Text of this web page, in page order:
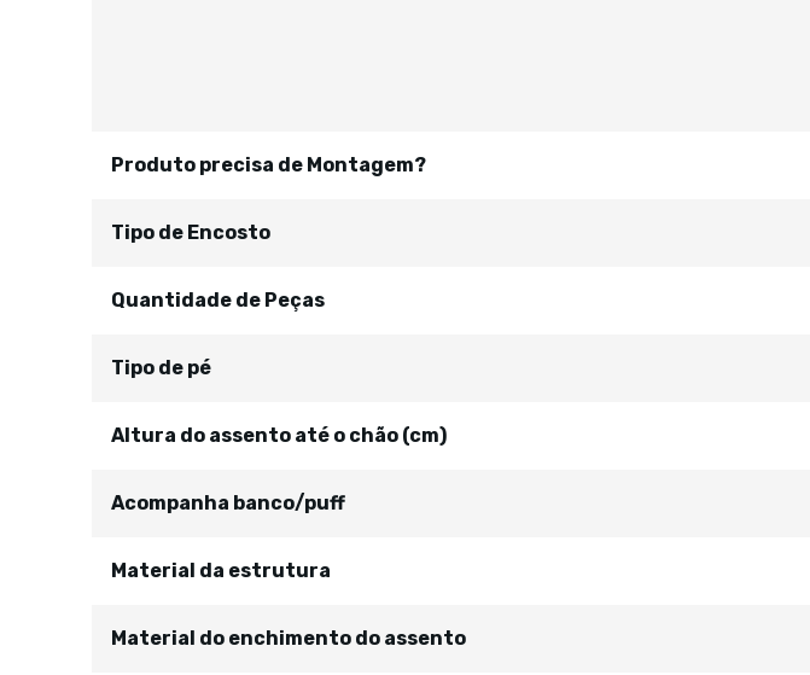
Produto precisa de Montagem?
Tipo de Encosto
Quantidade de Peças
Tipo de pé
Altura do assento até o chão (cm)
Acompanha banco/puff
Material da estrutura
Material do enchimento do assento